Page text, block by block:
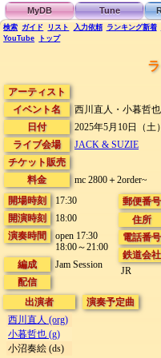
MyDB Tune
検索 ガイド リスト 入力依頼 ランキング新着
YouTube
トップ
アーティスト
イベント名
西川直人・小暮哲
日付
2025年5月10日（土）
ライブ会場
JACK & SUZIE
チケット販売
料金
mc 2800＋2order~
開場時刻
17:30
開演時刻
18:00
演奏時間
open 17:30
18:00～21:00
編成
Jam Session
配信
郵便番号
住所
電話番号
鉄道会社
JR
出演者
西川直人 (org)
小暮哲也 (g)
小沼奏絵 (ds)
演奏予定曲